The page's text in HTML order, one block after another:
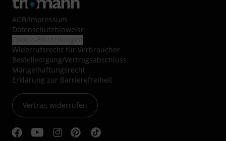
AGB/Impressum
Datenschutzhinweise
Widerrufsrecht für Verbraucher
Bestellvorgang/Vertragsabschluss
Mängelhaftungsrecht
Erklärung zur Barrierefreiheit
Vertrag widerrufen